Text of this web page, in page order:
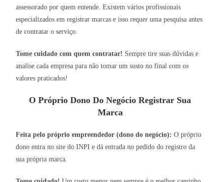
assessorado por quem entende. Existem vários profissionais
especializados em registrar marcas e isso requer uma pesquisa antes
de contratar o serviço.
Tome cuidado com quem contratar! Sempre tire suas dúvidas e
analise cada empresa para não tomar um susto no final com os
valores praticados!
O Próprio Dono Do Negócio Registrar Sua
Marca
Feita pelo próprio empreendedor (dono do negócio): O próprio
dono entra no site do INPI e dá entrada no pedido do registro da
sua própria marca.